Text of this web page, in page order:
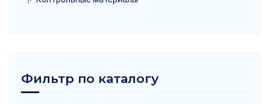
Фильтр по каталогу